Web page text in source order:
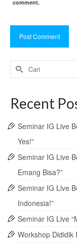
comment.
Search
for:
Recent
Seminar IG Live
Yes!”
Seminar IG Live
Emang Bisa?”
Seminar IG Live
Indonesia!”
Seminar IG Live
Workshop Dididik